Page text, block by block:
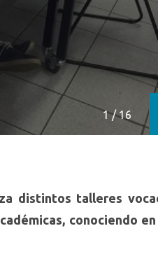
1/16
distintos talleres
conociendo